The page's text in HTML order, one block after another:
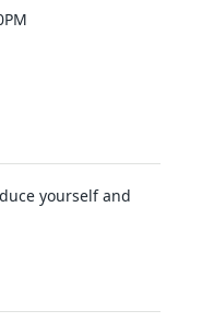
yourself and